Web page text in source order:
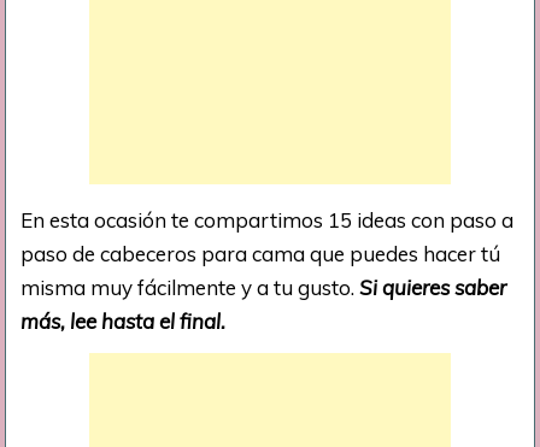
En esta ocasión te compartimos 15 ideas con paso a
paso de cabeceros para cama que puedes hacer tú
misma muy fácilmente y a tu gusto.Si quieres saber
más, lee hasta el final.